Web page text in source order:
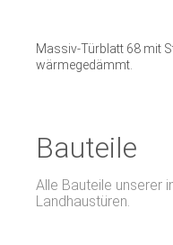
Massiv-Türblatt 68 mit
wärmegedämmt.
Bauteile
Alle Bauteile unserer
Landhaustüren.